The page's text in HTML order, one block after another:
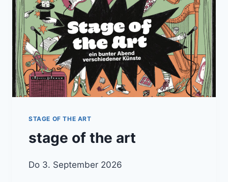
STAGE OF THE ART
stage of the art
Do 3. September 2026